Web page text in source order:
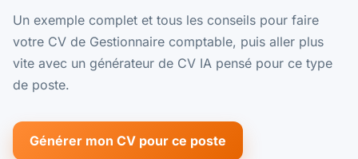
Un exemple complet et tous les conseils pour faire
votre CV de Gestionnaire comptable, puis aller plus
vite avec un générateur de CV IA pensé pour ce type
de poste.
Générer mon CV pour ce poste